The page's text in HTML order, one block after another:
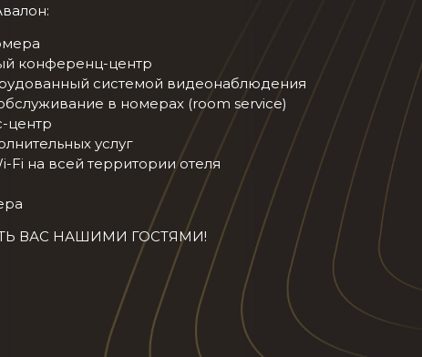
конференц-центр
системой видеонаблюдения
в номерах (room service)
центр
услуг
Fi на всей территории отеля
ВАС НАШИМИ ГОСТЯМИ!